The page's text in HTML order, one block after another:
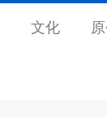
文化 原